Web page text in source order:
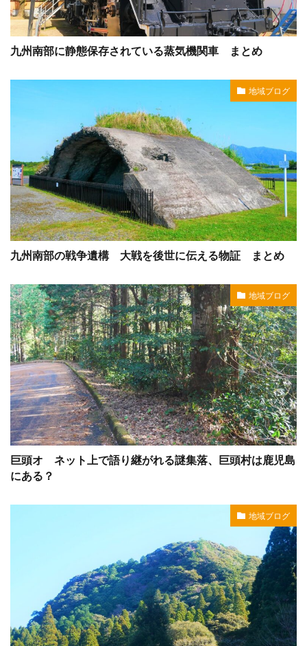
九州南部に静態保存されている蒸気機関車 まとめ
地域ブログ
九州南部の戦争遺構 大戦を後世に伝える物証 まとめ
地域ブログ
巨頭オ ネット上で語り継がれる謎集落、巨頭村は鹿児島
にある？
地域ブログ